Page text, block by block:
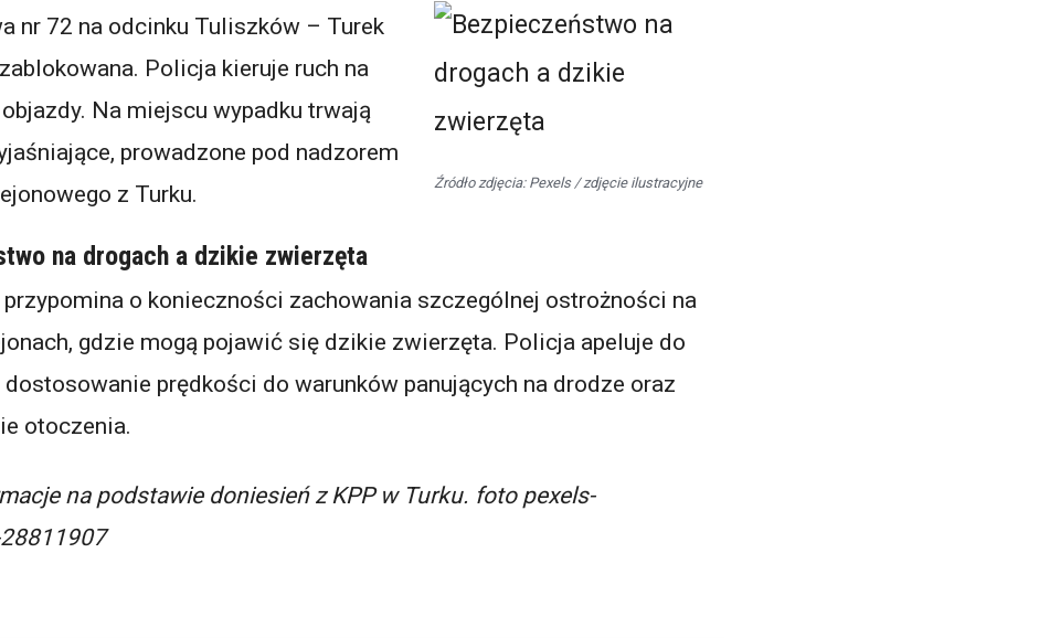
Źródło zdjęcia: Pexels / zdjęcie ilustracyjne
nr 72 na odcinku Tuliszków – Turek
Policja kieruje ruch na
Na miejscu wypadku trwają
prowadzone pod nadzorem
z Turku.
na drogach a dzikie zwierzęta
o konieczności zachowania szczególnej ostrożności na
gdzie mogą pojawić się dzikie zwierzęta. Policja apeluje do
prędkości do warunków panujących na drodze oraz
otoczenia.
na podstawie doniesień z KPP w Turku. foto pexels-